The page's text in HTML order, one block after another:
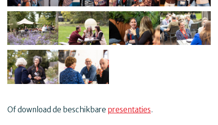
Of download de beschikbare presentaties.